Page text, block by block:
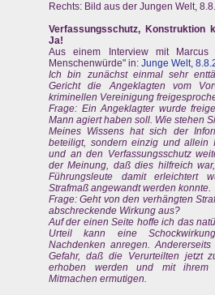
Rechts: Bild aus der Jungen Welt,
Verfassungsschutz, Konstruktion
Ja!
Aus einem Interview mit
Menschenwürde" in: Junge Welt,
Ich bin zunächst einmal sehr
Gericht die Angeklagten vom
kriminellen Vereinigung
Frage: Ein Angeklagter wurde
Mann agiert haben soll. Wie stehen
Meines Wissens hat sich der
beteiligt, sondern einzig und allein
und an den Verfassungsschutz
der Meinung, daß dies hilfreich
Führungsleute damit erleichtert
Strafmaß angewandt werden konnte.
Frage: Geht von den verhängten
abschreckende Wirkung aus?
Auf der einen Seite hoffe ich das
Urteil kann eine
Nachdenken anregen.
Gefahr, daß die Verurteilten jetzt
erhoben werden und mit ihrem
Mitmachen ermutigen.